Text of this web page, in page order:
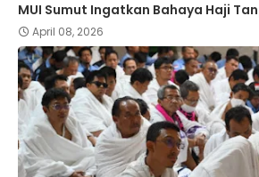
MUI Sumut Ingatkan Bahaya Haji
April 08, 2026